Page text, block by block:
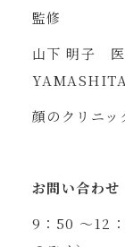
監修
山下 明子 医
顔のクリニ
お問い合わせ
9：50 ～12